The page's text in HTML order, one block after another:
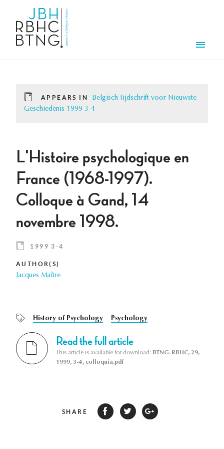
APPEARS IN
Belgisch Tijdschrift voor Nieuwste
Geschiedenis 1999 3-4
L'Histoire psychologique en
France (1968-1997).
Colloque à Gand, 14
novembre 1998.
1999 3-4
AUTHOR(S)
Jacques Maître
History of Psychology Psychology
Read the full article
This article is available for download: BTNG-RBHC, 29,
1999, 3-4, colloquia.pdf
SHARE